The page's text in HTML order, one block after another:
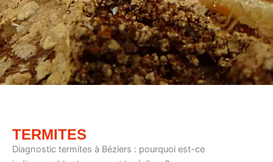
TERMITES
Diagnostic termites à Béziers : pourquoi est-ce